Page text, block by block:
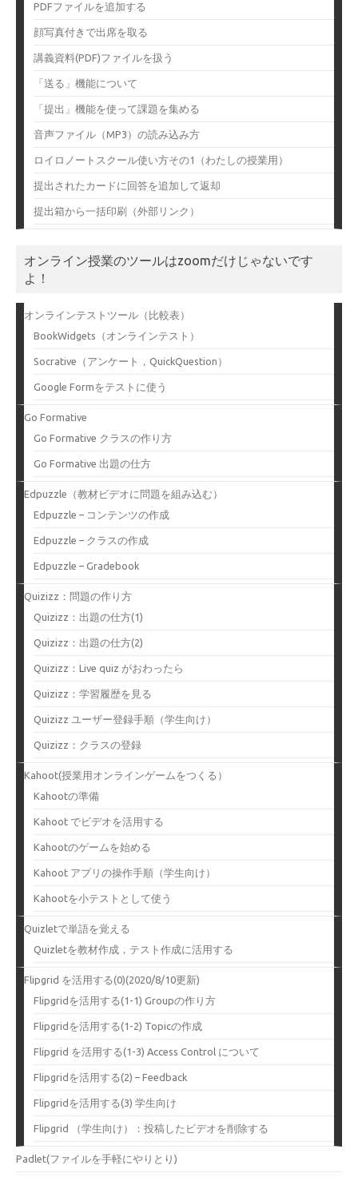
PDFファイルを追加する
顔写真付きで出席を取る
講義資料(PDF)ファイルを扱う
「送る」機能について
「提出」機能を使って課題を集める
音声ファイル（MP3）の読み込み方
ロイロノートスクール使い方その1（わたしの授業用）
提出されたカードに回答を追加して返却
提出箱から一括印刷（外部リンク）
オンライン授業のツールはzoomだけじゃないです
よ！
オンラインテストツール（比較表）
BookWidgets（オンラインテスト）
Socrative（アンケート，QuickQuestion）
Google Formをテストに使う
Go Formative
Go Formative クラスの作り方
Go Formative 出題の仕方
Edpuzzle（教材ビデオに問題を組み込む）
Edpuzzle – コンテンツの作成
Edpuzzle – クラスの作成
Edpuzzle – Gradebook
Quizizz：問題の作り方
Quizizz：出題の仕方(1)
Quizizz：出題の仕方(2)
Quizizz：Live quiz がおわったら
Quizizz：学習履歴を見る
Quizizz ユーザー登録手順（学生向け）
Quizizz：クラスの登録
Kahoot(授業用オンラインゲームをつくる）
Kahootの準備
Kahoot でビデオを活用する
Kahootのゲームを始める
Kahoot アプリの操作手順（学生向け）
Kahootを小テストとして使う
Quizletで単語を覚える
Quizletを教材作成，テスト作成に活用する
Flipgrid を活用する(0)(2020/8/10更新)
Flipgridを活用する(1-1) Groupの作り方
Flipgridを活用する(1-2) Topicの作成
Flipgrid を活用する(1-3) Access Control について
Flipgridを活用する(2) – Feedback
Flipgridを活用する(3) 学生向け
Flipgrid （学生向け）：投稿したビデオを削除する
Padlet(ファイルを手軽にやりとり)